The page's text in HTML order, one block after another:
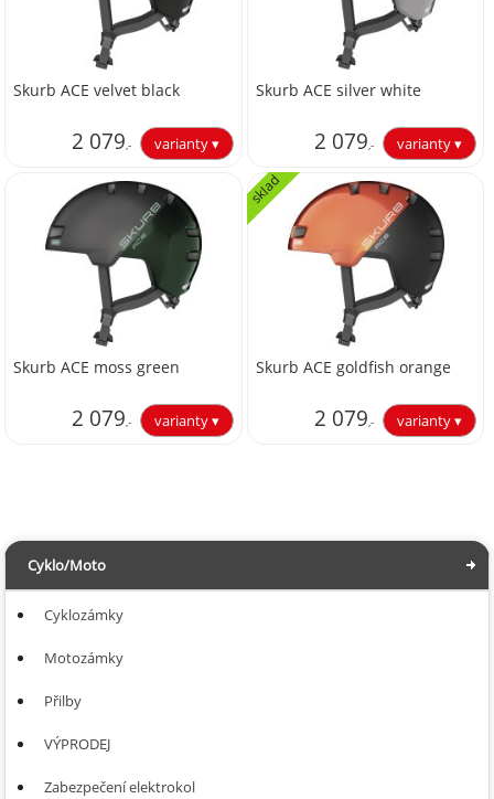
Skurb ACE velvet black
2 079,-
1 718,18
Skurb ACE silver white
2 079 ,-
1 718,18
Skurb ACE moss green
2 079,-
Skurb ACE goldfish orange
sklad
2 079 ,-
Cyklo/Moto
Cyklozámky
Motozámky
Přilby
VÝPRODEJ
Zabezpečení elektrokol